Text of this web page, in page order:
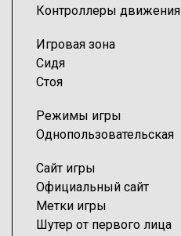
Контроллеры движения
Игровая зона
Сидя
Стоя
Режимы игры
Однопользовательская
Сайт игры
Официальный сайт
Метки игры
Шутер от первого лица